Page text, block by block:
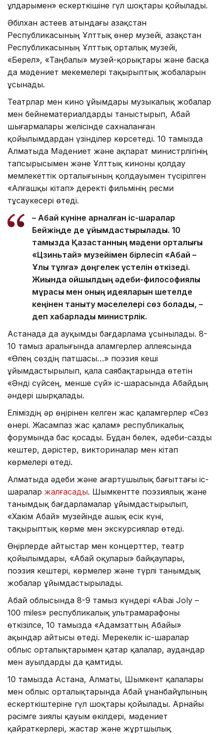
ұлдарымен» ескерткішіне гүл шоқтары қойылады.
Әбілхан Қастеев атындағы Қазақстан
Республикасының Ұлттық өнер музейі, Қазақстан
Республикасының Ұлттық орталық музейі,
«Берел», «Таңбалы» музей-қорықтары және басқа
да мәдениет мекемелері тақырыптық жобаларын
ұсынады.
Театрлар мен кино ұйымдары музыкалық жобалар
мен бейнематериалдарды таныстырып, Абай
шығармалары желісінде сахналанған
қойылымдардан үзінділер көрсетеді. 10 тамызда
Алматыда Мәдениет және ақпарат министрлігінің
тапсырысымен және Ұлттық киноны қолдау
мемлекеттік орталығының қолдауымен түсірілген
«Алғашқы кітап» деректі фильмінің ресми
тұсаукесері өтеді.
– Абай күніне арналған іс-шаралар
Бейжіңде де ұйымдастырылады. 10
тамызда Қазақстанның мәдени орталығы
«Цзиньтай» музейімен бірлесіп «Абай –
Ұлы тұлға» дөңгелек үстелін өткізеді.
Жиында ойшылдың әдеби-философиялық
мұрасы мен оның идеяларын шетелде
кеңінен таныту мәселелері сөз болады, –
деп хабарлады министрлік.
Астанада да ауқымды бағдарлама ұсынылады. 8-
10 тамыз аралығында Қаламгерлер аллеясында
«Өлең сөздің патшасы…» поэзия кеші
ұйымдастырылып, қала саябақтарында өтетін
«Әнді сүйсең, менше сүй» іс-шарасында Абайдың
әндері шырқалады.
Еліміздің әр өңірінен келген жас қаламгерлер «Сөз
өнері. Жасампаз жас қалам» республикалық
форумында бас қосады. Бұдан бөлек, әдеби-сазды
кештер, дәрістер, викториналар мен кітап
көрмелері өтеді.
Алматыда әдеби және ағартушылық бағыттағы іс-
шаралар жалғасады. Шымкентте поэзиялық және
танымдық бағдарламалар ұйымдастырылып,
«Хакім Абай» музейінде ашық есік күні,
тақырыптық көрме мен экскурсиялар өтеді.
Өңірлерде айтыстар мен концерттер, театр
қойылымдары, «Абай оқулары» байқаулары,
поэзия кештері, көрмелер және түрлі танымдық
жобалар ұйымдастырылады.
Абай облысында 8-9 тамыз күндері «Abai Joly –
100 miles» республикалық ультрамарафоны
өткізілсе, 10 тамызда «Адамзаттың Абайы»
ақындар айтысы өтеді. Мерекелік іс-шаралар
облыс орталықтарымен қатар қалалар, аудандар
мен ауылдарды да қамтиды.
10 тамызда Астана, Алматы, Шымкент қалалары
мен облыс орталықтарында Абай Құнанбайұлының
ескерткіштеріне гүл шоқтары қойылады. Арнайы
рәсімге зиялы қауым өкілдері, мәдениет
қайраткерлері, жастар және жұртшылық